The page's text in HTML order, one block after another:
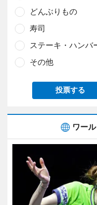
どんぶりもの
寿司
ステーキ・ハンバ
その他
投票する
ワー